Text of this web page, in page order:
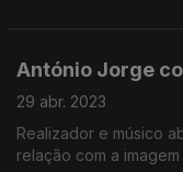
António Jorge
29 abr. 2023
Realizador e músico
relação com a